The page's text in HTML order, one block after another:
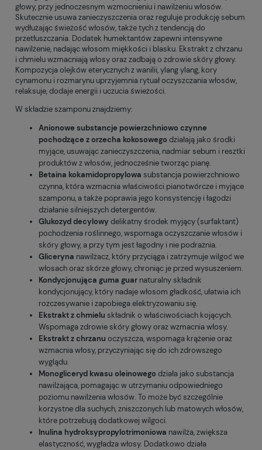
głowy, przy jednoczesnym wzmocnieniu i nawilżeniu włosów.
Skutecznie usuwa zanieczyszczenia oraz reguluje produkcję sebum
wydłużając świeżość włosów, także tych z tendencją do
przetłuszczania. Dodatek humektantów zapewni intensywne
nawilżenie, nadając włosom miękkości i blasku. Ekstrakt z chrzanu
i chmielu wzmacniają włosy oraz zadbają o zdrowie skóry głowy.
Kompozycja olejków eterycznych z wanilii, ylang ylang, kory
cynamonu i rozmarynu uprzyjemnia rytuał oczyszczania włosów,
relaksuje, dodaje energii i uczucia świeżości.
W składzie szamponu znajdziemy:
Anionowe substancje powierzchniowo czynne
pochodzące z orzecha kokosowego działają jako środki
myjące, usuwając zanieczyszczenia, nadmiar sebum i resztki
produktów z włosów, jednocześnie tworząc pianę.
Betaina kokamidopropylowa substancja powierzchniowo
czynna, która wzmacnia właściwości pianotwórcze i myjące
szamponu, a także poprawia jego konsystencję i łagodzi
działanie silniejszych detergentów.
Glukozyd decylowydelikatny środek myjący (surfaktant)
pochodzenia roślinnego, wspomaga oczyszczanie włosów i
skóry głowy, a przy tym jest łagodny i nie podrażnia.
Gliceryna nawilżacz, który przyciąga i zatrzymuje wilgoć we
włosach oraz skórze głowy, chroniąc je przed wysuszeniem.
Kondycjonująca guma guar naturalny składnik
kondycjonujący, który nadaje włosom gładkość, ułatwia ich
rozczesywanie i zapobiega elektryzowaniu się.
Ekstrakt z chmielu składnik o właściwościach kojących.
Wspomaga zdrowie skóry głowy oraz wzmacnia włosy.
Ekstrakt z chrzanu oczyszcza, wspomaga krążenie oraz
wzmacnia włosy, przyczyniając się do ich zdrowszego
wyglądu.
Monogliceryd kwasu oleinowego działa jako substancja
nawilżająca, pomagając w utrzymaniu odpowiedniego
poziomu nawilżenia włosów. To może być szczególnie
korzystne dla suchych, zniszczonych lub matowych włosów,
które potrzebują dodatkowej wilgoci.
Inulina hydroksypropylotrimoniowa nawilża, zwiększa
elastyczność, wygładza włosy. Dodatkowo działa